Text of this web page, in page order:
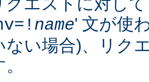
name' 文が使
ない場合)、リク